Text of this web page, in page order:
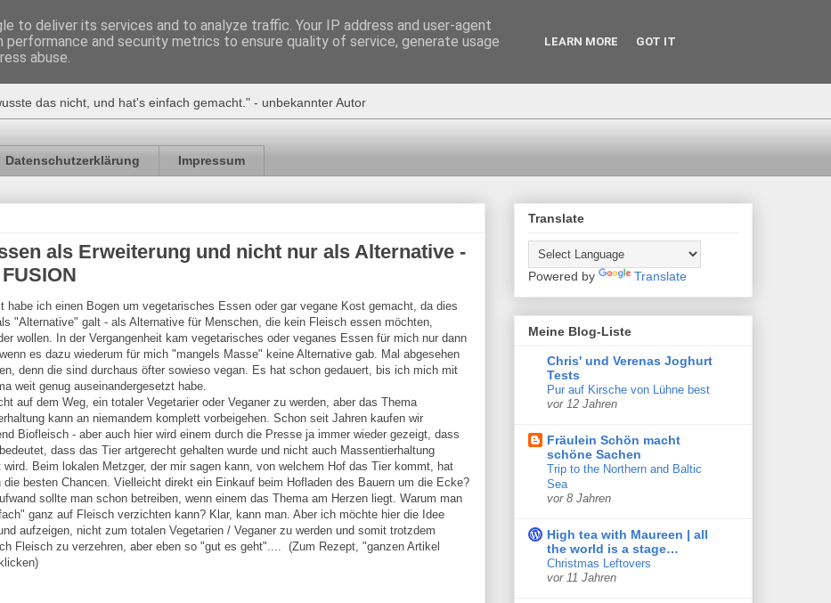
nicht!
das nicht, und hat's einfach gemacht." - unbekannter Autor
Datenschutzerklärung Impressum
als Erweiterung und nicht nur als Alternative -
habe ich einen Bogen um vegetarisches Essen oder gar vegane Kost gemacht, da dies
"Alternative" galt - als Alternative für Menschen, die kein Fleisch essen möchten,
wollen. In der Vergangenheit kam vegetarisches oder veganes Essen für mich nur dann
es dazu wiederum für mich "mangels Masse" keine Alternative gab. Mal abgesehen
denn die sind durchaus öfter sowieso vegan. Es hat schon gedauert, bis ich mich mit
weit genug auseinandergesetzt habe.
auf dem Weg, ein totaler Vegetarier oder Veganer zu werden, aber das Thema
kann an niemandem komplett vorbeigehen. Schon seit Jahren kaufen wir
Biofleisch - aber auch hier wird einem durch die Presse ja immer wieder gezeigt, dass
dass das Tier artgerecht gehalten wurde und nicht auch Massentierhaltung
wird. Beim lokalen Metzger, der mir sagen kann, von welchem Hof das Tier kommt, hat
die besten Chancen. Vielleicht direkt ein Einkauf beim Hofladen des Bauern um die Ecke?
sollte man schon betreiben, wenn einem das Thema am Herzen liegt. Warum man
ganz auf Fleisch verzichten kann? Klar, kann man. Aber ich möchte hier die Idee
aufzeigen, nicht zum totalen Vegetarien / Veganer zu werden und somit trotzdem
Fleisch zu verzehren, aber eben so "gut es geht".... (Zum Rezept, "ganzen Artikel
Translate
Powered by Translate
Meine Blog-Liste
Chris' und Verenas Joghurt
Tests
Pur auf Kirsche von Lühne best
vor 12 Jahren
Fräulein Schön macht
schöne Sachen
Trip to the Northern and Baltic
Sea
vor 8 Jahren
High tea with Maureen | all
the world is a stage…
Christmas Leftovers
vor 11 Jahren
to deliver its services and to analyze traffic. Your IP address and user-agent
performance and security metrics to ensure quality of service, generate usage
abuse.
LEARN MORE GOT IT